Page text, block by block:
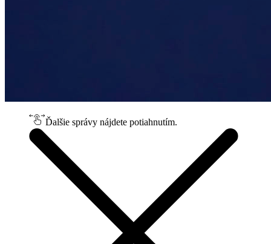
Ďalšie správy nájdete potiahnutím.